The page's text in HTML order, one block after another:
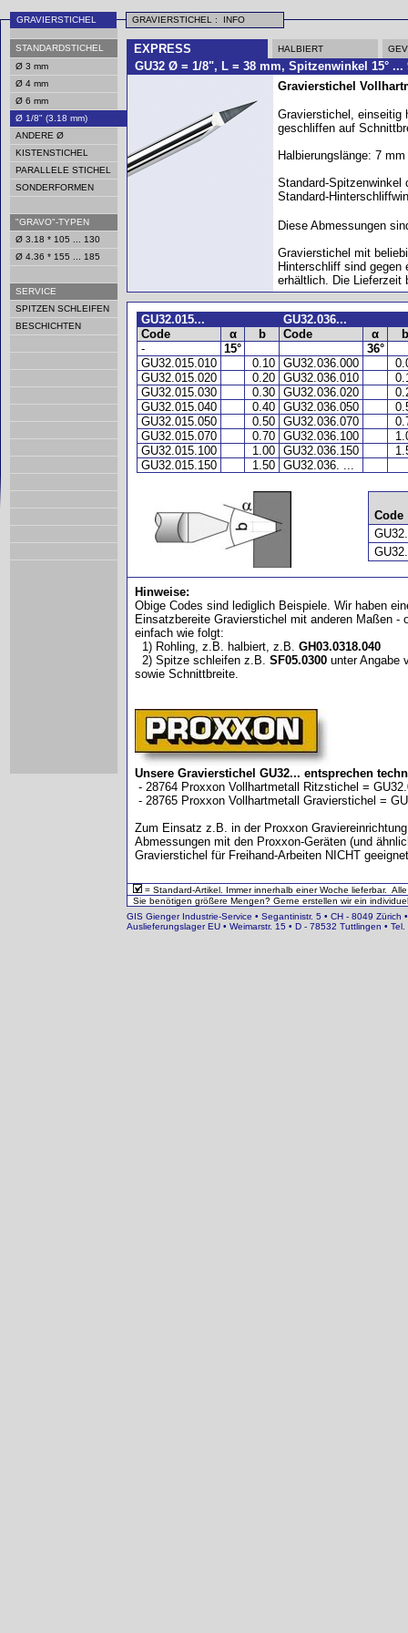
GRAVIERSTICHEL GRAVIERSTICHEL : INFO
STANDARDSTICHEL
Ø 3 mm
Ø 4 mm
Ø 6 mm
Ø 1/8" (3.18 mm)
ANDERE Ø
KISTENSTICHEL
PARALLELE STICHEL
SONDERFORMEN
"GRAVO"-TYPEN
Ø 3.18 * 105 ... 130
Ø 4.36 * 155 ... 185
SERVICE
SPITZEN SCHLEIFEN
BESCHICHTEN
EXPRESS HALBIERT
GU32 Ø = 1/8", L = 38 mm, Spitzenwinkel 15°
Gravierstichel
Gravierstichel, einseitig
geschliffen auf
Halbierungslänge: 7
Standard-Spitzenwinkel
Standard-
Diese Abmessungen
Gravierstichel mit
Hinterschliff sind gegen
erhältlich. Die Lieferzeit
GU32.015...
GU32.036...
Code
α b Code α
b
-
15°
36°
GU32.015.010
0.10 GU32.036.000
GU32.015.020
0.20 GU32.036.010
GU32.015.030
0.30 GU32.036.020
GU32.015.040
0.40 GU32.036.050
GU32.015.050
0.50 GU32.036.070
GU32.015.070
0.70 GU32.036.100
GU32.015.100
1.00 GU32.036.150
GU32.015.150
1.50 GU32.036. ...
Code
Hinweise:
Obige Codes sind lediglich Beispiele. Wir haben
Einsatzbereite Gravierstichel mit anderen Maßen
einfach wie folgt:
1) Rohling, z.B. halbiert, z.B. GH03.0318.040
2) Spitze schleifen z.B. SF05.0300 unter Angabe
sowie Schnittbreite.
Unsere Gravierstichel GU32... entsprechen
- 28764 Proxxon Vollhartmetall Ritzstichel =
- 28765 Proxxon Vollhartmetall Gravierstichel =
Zum Einsatz z.B. in der Proxxon
Abmessungen mit den Proxxon-Geräten (und
Gravierstichel für Freihand-Arbeiten NICHT
= Standard-Artikel. Immer innerhalb einer Woche lieferbar.
Sie benötigen größere Mengen? Gerne erstellen wir ein
GIS Gienger Industrie-Service • Segantinistr. 5 • CH - 8049
Auslieferungslager EU • Weimarstr. 15 • D - 78532 Tuttlingen •